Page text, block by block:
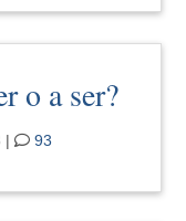
o a ser?
|
93